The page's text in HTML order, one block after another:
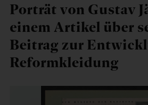
Porträt von Gustav
einem Artikel über
Beitrag zur
Reformkleidung